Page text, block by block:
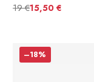
19 €15,50 €
–18%